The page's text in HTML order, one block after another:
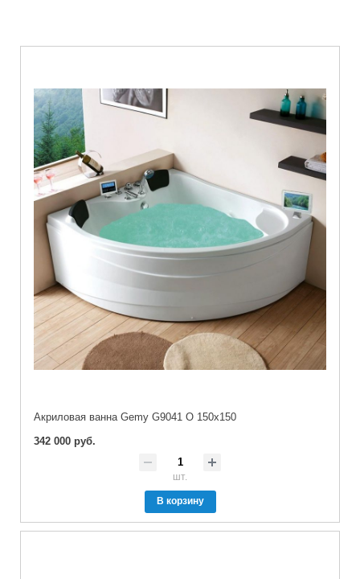
Акриловая ванна Gemy G9041 O 150x150
342 000 руб.
шт.
В корзину